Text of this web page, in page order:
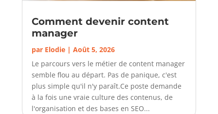
Comment devenir content
manager
par Elodie| Août 5, 2026
Le parcours vers le métier de content manager
semble flou au départ. Pas de panique, c'est
plus simple qu'il n'y paraît.Ce poste demande
à la fois une vraie culture des contenus, de
l'organisation et des bases en SEO...